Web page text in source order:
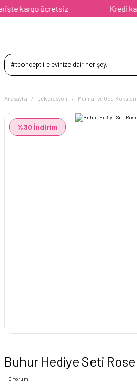
kargo ücretsiz Kredi
Anasayfa Dekorasyon Mumlar ve Oda Kokuları
%30 İndirim
Buhur Hediye Seti Rose
0 Yorum